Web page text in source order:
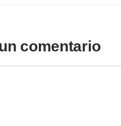
comentario